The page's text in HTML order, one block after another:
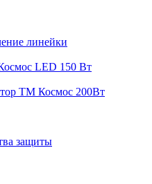
линейки
LED 150 Вт
ТМ Космос 200Вт
защиты